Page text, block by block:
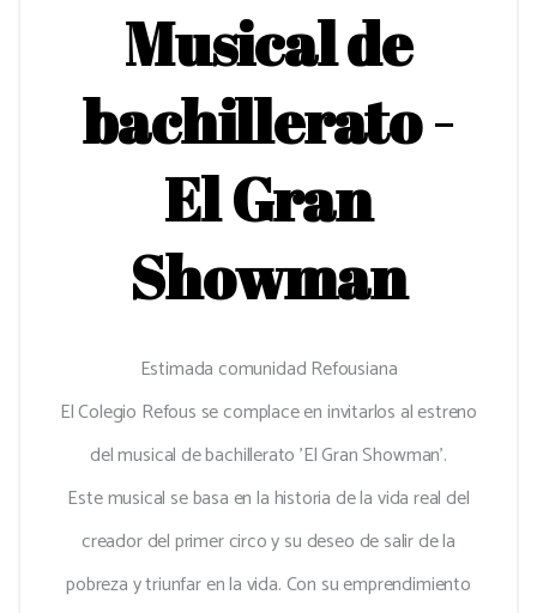
Musical de
bachillerato -
El Gran
Showman
Estimada comunidad Refousiana
El Colegio Refous se complace en invitarlos al estreno
del musical de bachillerato 'El Gran Showman'.
Este musical se basa en la historia de la vida real del
creador del primer circo y su deseo de salir de la
pobreza y triunfar en la vida. Con su emprendimiento